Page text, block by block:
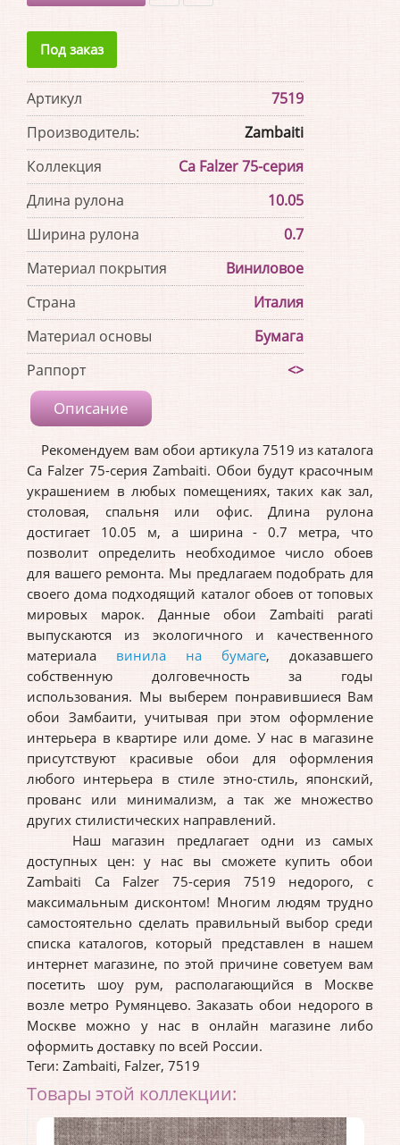
Под заказ
Артикул
7519
Производитель:
Zambaiti
Коллекция
Ca Falzer 75-серия
Длина рулона
10.05
Ширина рулона
0.7
Материал покрытия
Виниловое
Страна
Италия
Материал основы
Бумага
Раппорт
<>
Описание
Рекомендуем вам обои артикула 7519 из каталога
Ca Falzer 75-серия Zambaiti. Обои будут красочным
украшением в любых помещениях, таких как зал,
столовая, спальня или офис. Длина рулона
достигает 10.05 м, а ширина - 0.7 метра, что
позволит определить необходимое число обоев
для вашего ремонта. Мы предлагаем подобрать для
своего дома подходящий каталог обоев от топовых
мировых марок. Данные обои Zambaiti parati
выпускаются из экологичного и качественного
материала винила на бумаге, доказавшего
собственную долговечность за годы
использования. Мы выберем понравившиеся Вам
обои Замбаити, учитывая при этом оформление
интерьера в квартире или доме. У нас в магазине
присутствуют красивые обои для оформления
любого интерьера в стиле этно-стиль, японский,
прованс или минимализм, а так же множество
других стилистических направлений.
Наш магазин предлагает одни из самых
доступных цен: у нас вы сможете купить обои
Zambaiti Ca Falzer 75-серия 7519 недорого, с
максимальным дисконтом! Многим людям трудно
самостоятельно сделать правильный выбор среди
списка каталогов, который представлен в нашем
интернет магазине, по этой причине советуем вам
посетить шоу рум, располагающийся в Москве
возле метро Румянцево. Заказать обои недорого в
Москве можно у нас в онлайн магазине либо
оформить доставку по всей России.
Теги: Zambaiti, Falzer, 7519
Товары этой коллекции: